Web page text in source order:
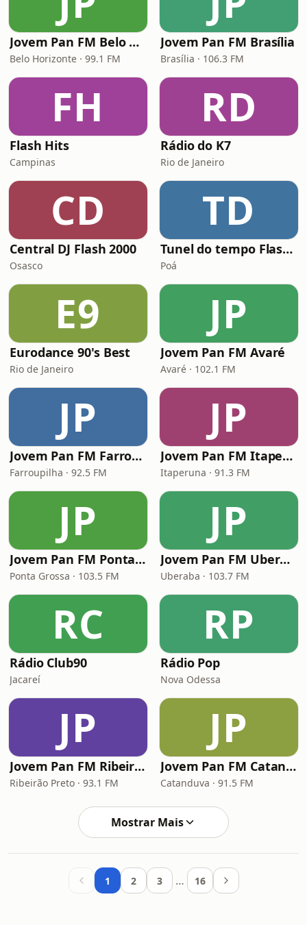
Jovem Pan FM Belo Horizonte
Belo Horizonte · 99.1 FM
Jovem Pan FM Brasília
Brasília · 106.3 FM
FH
Flash Hits
Campinas
RD
Rádio do K7
Rio de Janeiro
CD
Central DJ Flash 2000
Osasco
TD
Tunel do tempo Flash Back Brasil
Poá
E9
Eurodance 90's Best
Rio de Janeiro
JP
Jovem Pan FM Avaré
Avaré · 102.1 FM
JP
Jovem Pan FM Farroupilha
Farroupilha · 92.5 FM
JP
Jovem Pan FM Itaperuna
Itaperuna · 91.3 FM
JP
Jovem Pan FM Ponta Grossa
Ponta Grossa · 103.5 FM
JP
Jovem Pan FM Uberaba
Uberaba · 103.7 FM
RC
Rádio Club90
Jacareí
RP
Rádio Pop
Nova Odessa
JP
Jovem Pan FM Ribeirão Preto
Ribeirão Preto · 93.1 FM
JP
Jovem Pan FM Catanduva
Catanduva · 91.5 FM
Mostrar Mais
1 2 3 … 16